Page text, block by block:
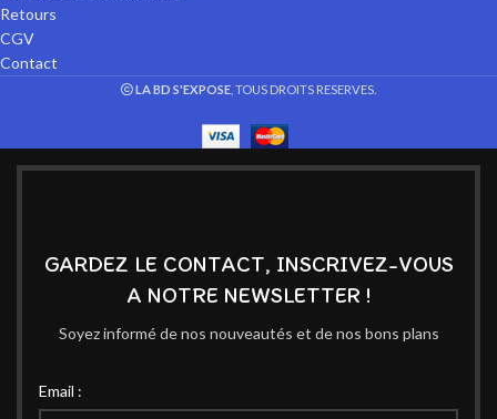
Retours
CGV
Contact
LA BD S'EXPOSE , TOUS DROITS RESERVES.
GARDEZ LE CONTACT, INSCRIVEZ-VOUS
A NOTRE NEWSLETTER !
Soyez informé de nos nouveautés et de nos bons plans
Email :